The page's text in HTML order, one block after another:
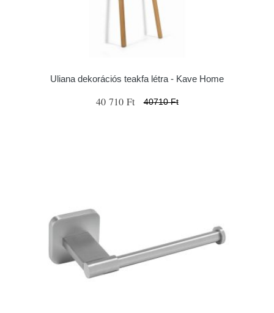
Uliana dekorációs teakfa létra - Kave Home
40 710 Ft 40710 Ft